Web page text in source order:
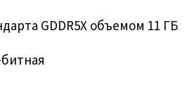
GDDR5X объемом 11 ГБ